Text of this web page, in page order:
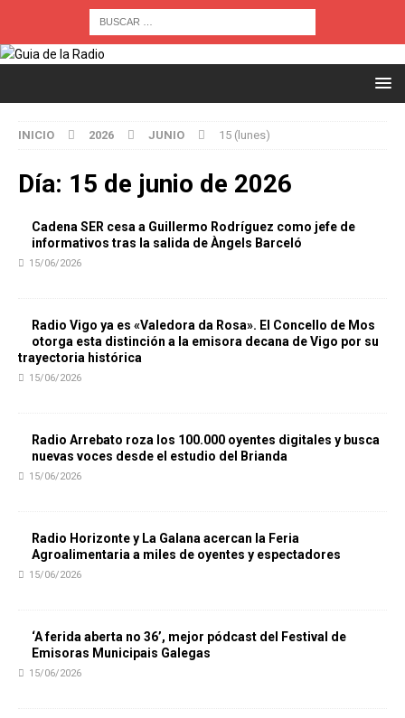
INICIO 2026 JUNIO 15 (lunes)
Día: 15 de junio de 2026
Cadena SER cesa a Guillermo Rodríguez como jefe de
informativos tras la salida de Àngels Barceló
15/06/2026
Radio Vigo ya es «Valedora da Rosa». El Concello de Mos
otorga esta distinción a la emisora decana de Vigo por su
trayectoria histórica
15/06/2026
Radio Arrebato roza los 100.000 oyentes digitales y busca
nuevas voces desde el estudio del Brianda
15/06/2026
Radio Horizonte y La Galana acercan la Feria
Agroalimentaria a miles de oyentes y espectadores
15/06/2026
‘A ferida aberta no 36’, mejor pódcast del Festival de
Emisoras Municipais Galegas
15/06/2026